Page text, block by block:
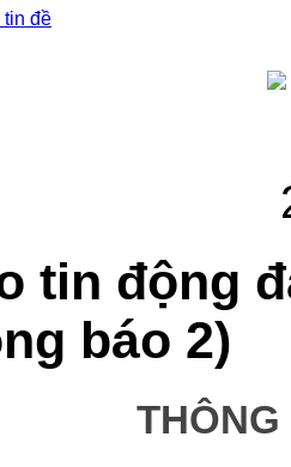
tin đề
tin động
báo 2)